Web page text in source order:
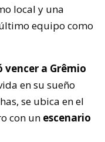
local y una
equipo como
a Grêmio
en su sueño
se ubica en el
con un escenario